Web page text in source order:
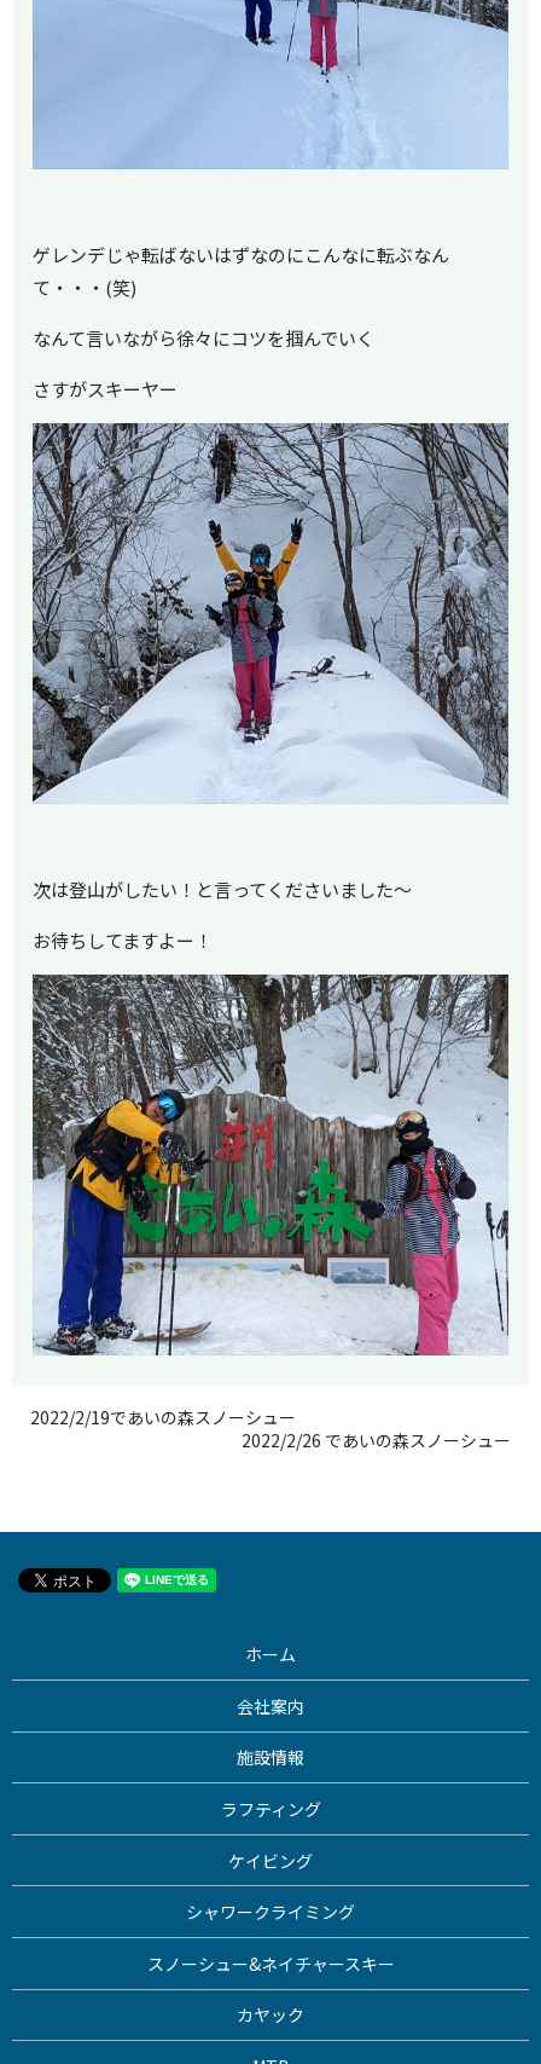
ゲレンデじゃ転ばないはずなのにこんなに転ぶなん
て・・・(笑)
なんて言いながら徐々にコツを掴んでいく
さすがスキーヤー
次は登山がしたい！と言ってくださいました～
お待ちしてますよー！
2022/2/19であいの森スノーシュー
2022/2/26 であいの森スノーシュー
ホーム
会社案内
施設情報
ラフティング
ケイビング
シャワークライミング
スノーシュー&ネイチャースキー
カヤック